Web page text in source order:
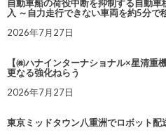
自動車船の荷役中断を抑制する自動
入 ～自力走行できない車両を約5分で
2026年7月27日
【㈱ハナインターナショナル×星清重
更なる強化ねらう
2026年7月27日
東京ミッドタウン八重洲でロボット配